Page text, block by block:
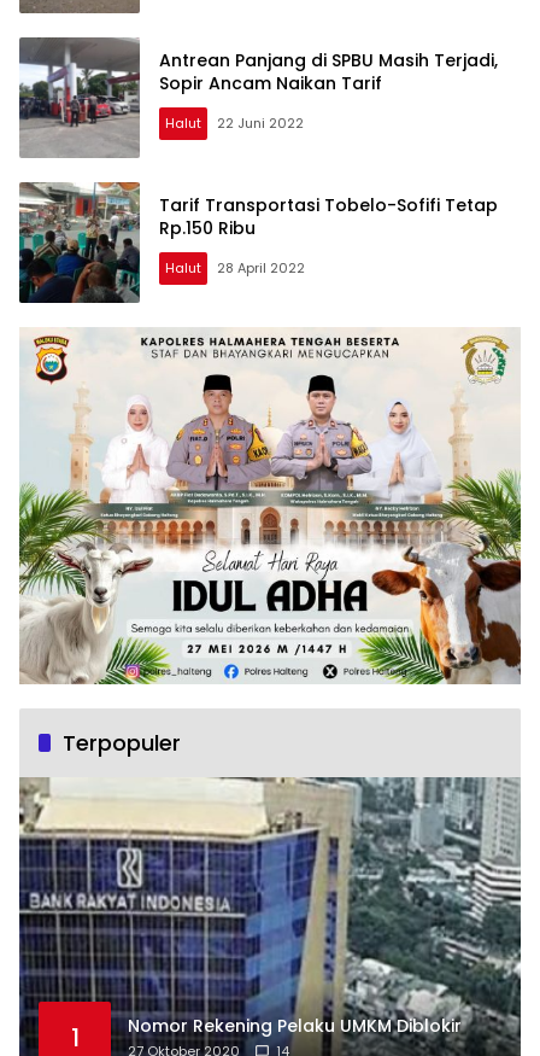
Antrean Panjang di SPBU Masih Terjadi,
Sopir Ancam Naikan Tarif
Halut 22 Juni 2022
Tarif Transportasi Tobelo-Sofifi Tetap
Rp.150 Ribu
Halut 28 April 2022
Terpopuler
1 Nomor Rekening Pelaku UMKM Diblokir
27 Oktober 2020 14